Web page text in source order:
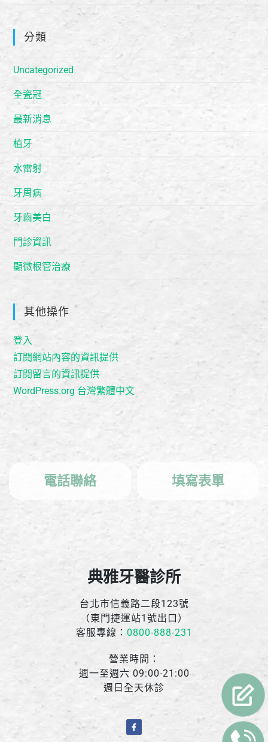
分類
Uncategorized
全瓷冠
最新消息
植牙
水雷射
牙周病
牙齒美白
門診資訊
顯微根管治療
其他操作
登入
訂閱網站內容的資訊提供
訂閱留言的資訊提供
WordPress.org 台灣繁體中文
電話聯絡 填寫表單
典雅牙醫診所
台北市信義路二段123號
（東門捷運站1號出口）
客服專線： 0800-888-231
營業時間：
週一至週六 09:00-21:00
週日全天休診